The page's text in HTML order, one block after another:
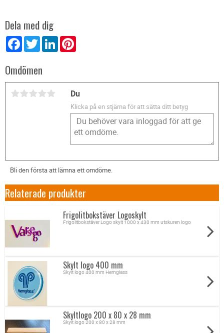
Dela med dig
FacebookTwitter LinkedIn
Omdömen
Du
Klicka på en stjärna för att sätta ditt betyg
Bli den första att lämna ett omdöme.
Relaterade produkter
Frigolitbokstäver Logoskylt
Frigolitbokstäver Logo skylt 1000 x 430 mm utskuren logo
Skylt logo 400 mm
Skylt logo 400 mm Hemglass
Skyltlogo 200 x 80 x 28 mm
Skylt logo 200 x 80 x 28 mm